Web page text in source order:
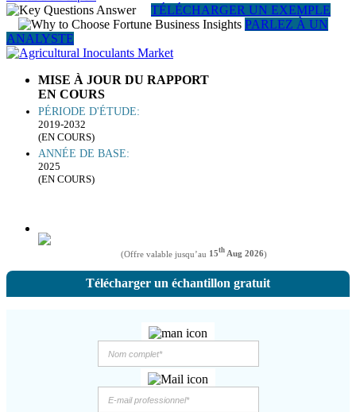
TÉLÉCHARGER UN EXEMPLE
PARLEZ À UN
ANALYSTE
MISE À JOUR DU RAPPORT
EN COURS
PÉRIODE D'ÉTUDE:
2019-2032
(EN COURS)
ANNÉE DE BASE:
2025
(EN COURS)
(Offre valable jusqu’au 15th Aug 2026)
Télécharger un échantillon gratuit